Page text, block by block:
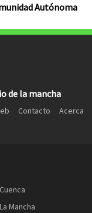
Autónoma
de la mancha
Contacto
Acerca
Mancha